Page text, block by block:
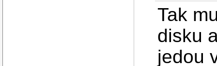
Tak
disku
jedou